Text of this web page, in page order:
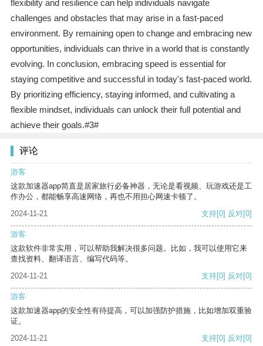
flexibility and resilience can help individuals navigate
challenges and obstacles that may arise in a fast-paced
environment. By remaining open to change and embracing new
opportunities, individuals can thrive in a world that is constantly
evolving. In conclusion, embracing speed is essential for
staying competitive and successful in today's fast-paced world.
By prioritizing efficiency, staying informed, and cultivating a
flexible mindset, individuals can unlock their full potential and
achieve their goals.#3#
评论
游客
这款加速器app简直是居家旅行必备神器，无论是看视频、玩游戏还是工
作办公，都能畅享高速网络，再也不用担心网速卡顿了。
2024-11-21
支持[0] 反对[0]
游客
这款软件非常实用，可以帮助我解决很多问题。比如，我可以使用它来
查找资料、翻译语言、编写代码等。
2024-11-21
支持[0] 反对[0]
游客
这款加速器app的安全性有待提高，可以加强防护措施，比如增加双重验
证。
2024-11-21
支持[0] 反对[0]